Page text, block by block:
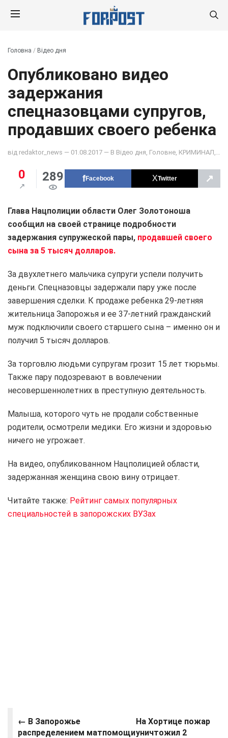
Головна / Відео дня
Опубликовано видео
задержания
спецназовцами супругов,
продавших своего ребенка
від redaktor_news — 01.08.2017 — В Відео дня Головне КРИМИНАЛ
0 289 Facebook Twitter ↗
Глава Нацполиции области Олег Золотоноша
сообщил на своей странице подробности
задержания супружеской пары, продавшей своего
сына за 5 тысяч долларов.
За двухлетнего мальчика супруги успели получить
деньги. Спецназовцы задержали пару уже после
завершения сделки. К продаже ребенка 29-летняя
жительница Запорожья и ее 37-летний гражданский
муж подключили своего старшего сына – именно он и
получил 5 тысяч долларов.
За торговлю людьми супругам грозит 15 лет тюрьмы.
Также пару подозревают в вовлечении
несовершеннолетних в преступную деятельность.
Малыша, которого чуть не продали собственные
родители, осмотрели медики. Его жизни и здоровью
ничего не угрожает.
На видео, опубликованном Нацполицией области,
задержанная женщина свою вину отрицает.
Читайте также: Рейтинг самых популярных
специальностей в запорожских ВУЗах
← В Запорожье
распределением матпомощи
На Хортице пожар
уничтожил 2